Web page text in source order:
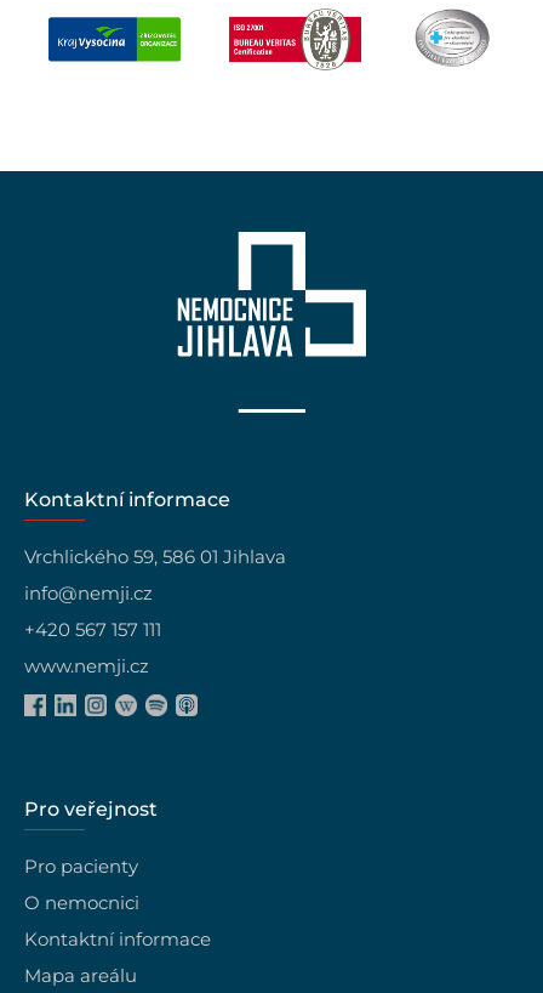
Kontaktní informace
Vrchlického 59, 586 01 Jihlava
info@nemji.cz
+420 567 157 111
www.nemji.cz
Pro veřejnost
Pro pacienty
O nemocnici
Kontaktní informace
Mapa areálu